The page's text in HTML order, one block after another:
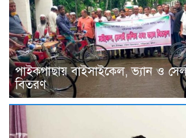
পাইকগাছায় বাইসাইকেল, ভ্যান ও
বিতরণ